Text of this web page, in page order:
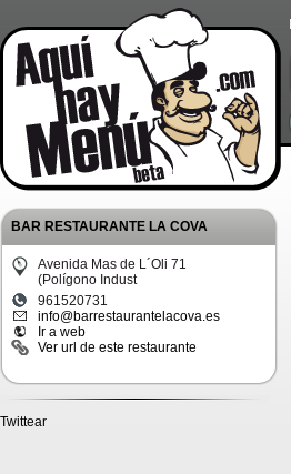
BAR RESTAURANTE LA COVA
Avenida Mas de L´Oli 71
(Polígono Indust
961520731
info@barrestaurantelacova.es
Ir a web
Ver url de este restaurante
Twittear